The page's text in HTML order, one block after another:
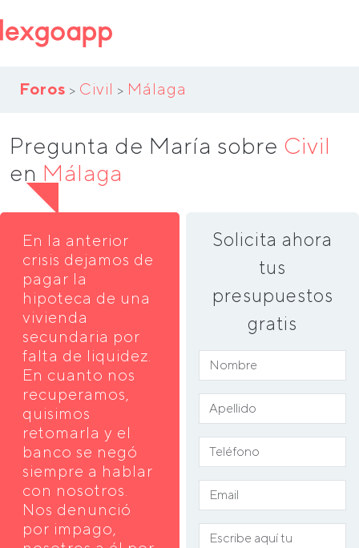
Foros > Civil > Málaga
Pregunta de María sobre Civil
en Málaga
En la anterior
crisis dejamos de
pagar la
hipoteca de una
vivienda
secundaria por
falta de liquidez.
En cuanto nos
recuperamos,
quisimos
retomarla y el
banco se negó
siempre a hablar
con nosotros.
Nos denunció
por impago,
Solicita ahora
tus
presupuestos
gratis